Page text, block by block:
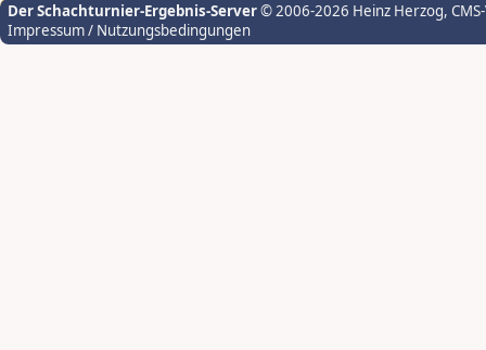
Der Schachturnier-Ergebnis-Server© 2006-2026 Heinz Herzog,
Impressum / Nutzungsbedingungen